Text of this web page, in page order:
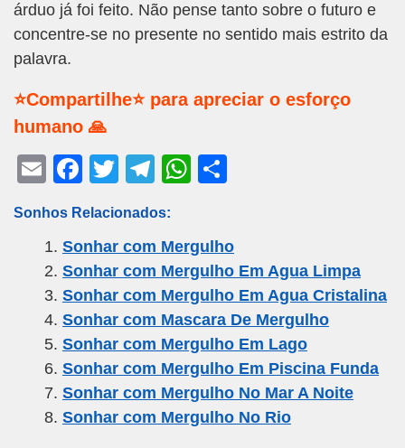
árduo já foi feito. Não pense tanto sobre o futuro e
concentre-se no presente no sentido mais estrito da
palavra.
⭐Compartilhe⭐ para apreciar o esforço
humano 🙏
E
ail
F
c
e
b
o
o
k
T
tt
er
T
e
gr
a
m
W
s
A
p
p
e
Sonhos Relacionados:
Sonhar com Mergulho
Sonhar com Mergulho Em Agua Limpa
Sonhar com Mergulho Em Agua Cristalina
Sonhar com Mascara De Mergulho
Sonhar com Mergulho Em Lago
Sonhar com Mergulho Em Piscina Funda
Sonhar com Mergulho No Mar A Noite
Sonhar com Mergulho No Rio